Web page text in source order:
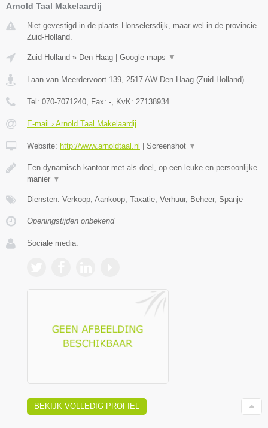
Arnold Taal Makelaardij
Niet gevestigd in de plaats Honselersdijk, maar wel in de provincie
Zuid-Holland.
Zuid-Holland » Den Haag | Google maps ▼
Laan van Meerdervoort 139 2517 AW Den Haag (Zuid-Holland)
Tel: 070-7071240 , Fax: - , KvK: 27138934
E-mail › Arnold Taal Makelaardij
Website: http://www.arnoldtaal.nl | Screenshot ▼
Een dynamisch kantoor met als doel, op een leuke en persoonlijke
manier ▼
Diensten: Verkoop, Aankoop, Taxatie, Verhuur, Beheer, Spanje
Openingstijden onbekend
Sociale media:
BEKIJK VOLLEDIG PROFIEL